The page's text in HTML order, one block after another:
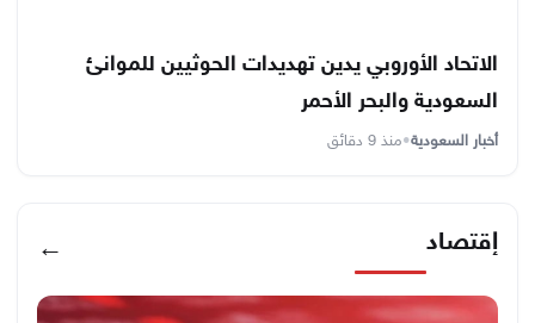
الاتحاد الأوروبي يدين تهديدات الحوثيين للموانئ
السعودية والبحر الأحمر
أخبار السعودية•منذ 9 دقائق
إقتصاد ←